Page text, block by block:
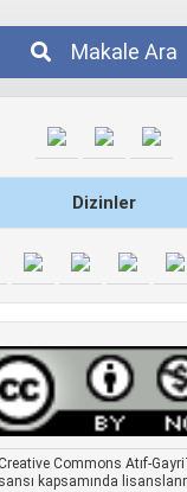
Makale Ara
Dizinler
Commons Atıf-
kapsamında